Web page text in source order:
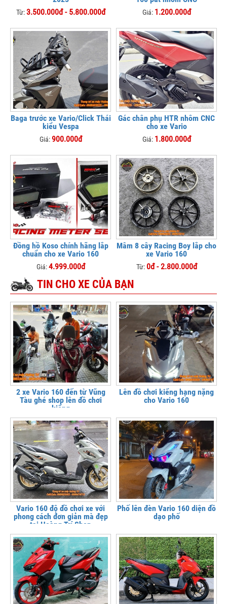
Từ:3.500.000đ - 5.800.000đ Giá: 1.200.000đ
Baga trước xe Vario/Click Thái
kiểu Vespa
Giá:900.000đ
Gác chân phụ HTR nhôm CNC
cho xe Vario
Giá: 1.800.000đ
Đồng hồ Koso chính hãng lắp
chuẩn cho xe Vario 160
Giá:4.999.000đ
Mâm 8 cây Racing Boy lắp cho
xe Vario 160
Từ:0đ - 2.800.000đ
TIN CHO XE CỦA BẠN
2 xe Vario 160 đến từ Vũng
Tàu ghé shop lên đồ chơi
kiểng
Lên đồ chơi kiểng hạng nặng
cho Vario 160
Vario 160 độ đồ chơi xe với
phong cách đơn giản mà đẹp
tại Hoàng Trí Shop
Phố lên đèn Vario 160 diện đồ
dạo phố